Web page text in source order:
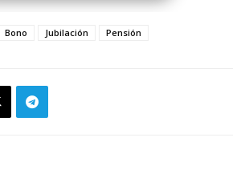
Bono Jubilación Pensión